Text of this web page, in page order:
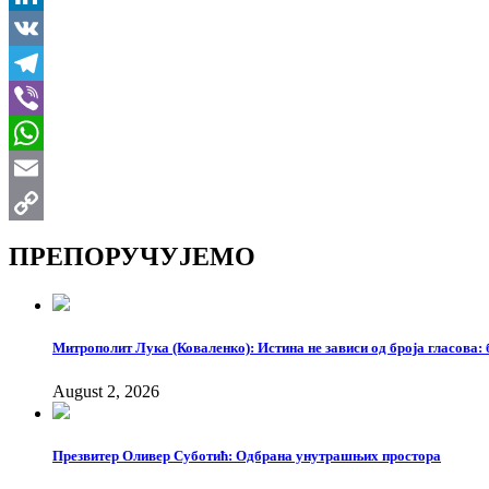
LinkedIn
VK
Telegram
Viber
WhatsApp
Email
ПРЕПОРУЧУЈЕМО
Митрополит Лука (Коваленко): Истина не зависи од броја гласова:
August 2, 2026
Презвитер Оливер Суботић: Одбрана унутрашњих простора